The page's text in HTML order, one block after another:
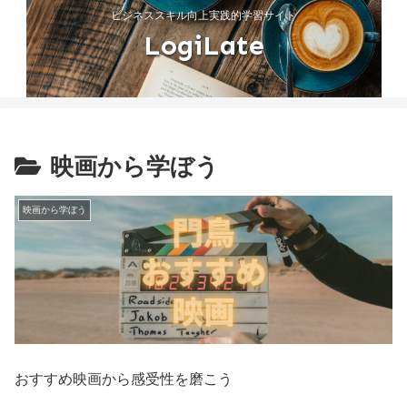
ビジネススキル向上実践的学習サイト
LogiLate
映画から学ぼう
映画から学ぼう
おすすめ映画から感受性を磨こう